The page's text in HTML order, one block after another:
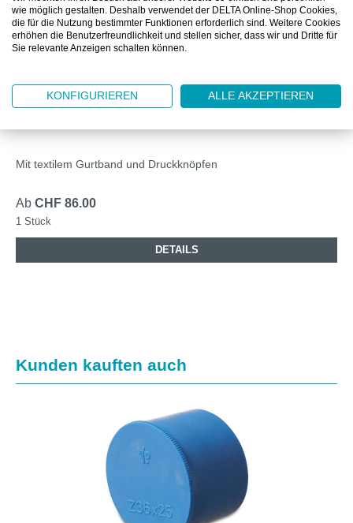
DRAR59700
Mit textilem Gurtband und Druckknöpfen
Ab CHF 86.00
1 Stück
DETAILS
Produktgalerie überspringen
Kunden kauften auch
wie möglich gestalten. Deshalb verwendet der DELTA Online-Shop Cookies,
die für die Nutzung bestimmter Funktionen erforderlich sind. Weitere Cookies
erhöhen die Benutzerfreundlichkeit und stellen sicher, dass wir und Dritte für
Sie relevante Anzeigen schalten können.
KONFIGURIEREN ALLE AKZEPTIEREN